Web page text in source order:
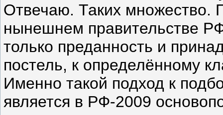
Отвечаю. Таких множество.
нынешнем правительстве
только преданность и
постель, к определённому
Именно такой подход к
является в РФ-2009